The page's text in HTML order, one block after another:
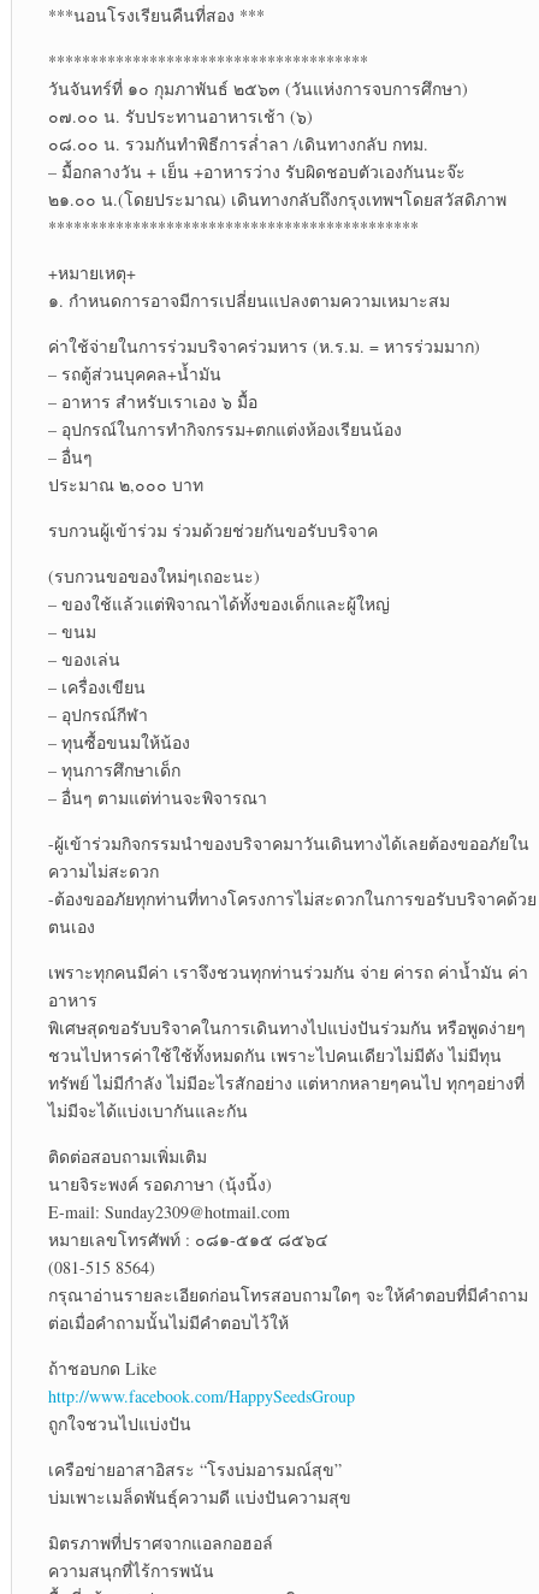
***นอนโรงเรียนคืนที่สอง ***
**************************************
วันจันทร์ที่ ๑๐ กุมภาพันธ์ ๒๕๖๓ (วันแห่งการจบการศึกษา)
๐๗.๐๐ น. รับประทานอาหารเช้า (๖)
๐๘.๐๐ น. รวมกันทำพิธีการล่ำลา /เดินทางกลับ กทม.
– มื้อกลางวัน + เย็น +อาหารว่าง รับผิดชอบตัวเองกันนะจ๊ะ
๒๑.๐๐ น.(โดยประมาณ) เดินทางกลับถึงกรุงเทพฯโดยสวัสดิภาพ
********************************************
+หมายเหตุ+
๑. กำหนดการอาจมีการเปลี่ยนแปลงตามความเหมาะสม
ค่าใช้จ่ายในการร่วมบริจาคร่วมหาร (ห.ร.ม. = หารร่วมมาก)
– รถตู้ส่วนบุคคล+น้ำมัน
– อาหาร สำหรับเราเอง ๖ มื้อ
– อุปกรณ์ในการทำกิจกรรม+ตกแต่งห้องเรียนน้อง
– อื่นๆ
ประมาณ ๒,๐๐๐ บาท
รบกวนผู้เข้าร่วม ร่วมด้วยช่วยกันขอรับบริจาค
(รบกวนขอของใหม่ๆเถอะนะ)
– ของใช้แล้วแต่พิจาณาได้ทั้งของเด็กและผู้ใหญ่
– ขนม
– ของเล่น
– เครื่องเขียน
– อุปกรณ์กีฬา
– ทุนซื้อขนมให้น้อง
– ทุนการศึกษาเด็ก
– อื่นๆ ตามแต่ท่านจะพิจารณา
-ผู้เข้าร่วมกิจกรรมนำของบริจาคมาวันเดินทางได้เลยต้องขออภัยใน
ความไม่สะดวก
-ต้องขออภัยทุกท่านที่ทางโครงการไม่สะดวกในการขอรับบริจาคด้วย
ตนเอง
เพราะทุกคนมีค่า เราจึงชวนทุกท่านร่วมกัน จ่าย ค่ารถ ค่าน้ำมัน ค่า
อาหาร
พิเศษสุดขอรับบริจาคในการเดินทางไปแบ่งปันร่วมกัน หรือพูดง่ายๆ
ชวนไปหารค่าใช้ใช้ทั้งหมดกัน เพราะไปคนเดียวไม่มีตัง ไม่มีทุน
ทรัพย์ ไม่มีกำลัง ไม่มีอะไรสักอย่าง แต่หากหลายๆคนไป ทุกๆอย่างที่
ไม่มีจะได้แบ่งเบากันและกัน
ติดต่อสอบถามเพิ่มเติม
นายจิระพงค์ รอดภาษา (นุ้งนิ้ง)
E-mail: Sunday2309@hotmail.com
หมายเลขโทรศัพท์ : ๐๘๑-๕๑๕ ๘๕๖๔
(081-515 8564)
กรุณาอ่านรายละเอียดก่อนโทรสอบถามใดๆ จะให้คำตอบที่มีคำถาม
ต่อเมื่อคำถามนั้นไม่มีคำตอบไว้ให้
ถ้าชอบกด Like
http://www.facebook.com/HappySeedsGroup
ถูกใจชวนไปแบ่งปัน
เครือข่ายอาสาอิสระ “โรงบ่มอารมณ์สุข”
บ่มเพาะเมล็ดพันธุ์ความดี แบ่งปันความสุข
มิตรภาพที่ปราศจากแอลกอฮอล์
ความสนุกที่ไร้การพนัน